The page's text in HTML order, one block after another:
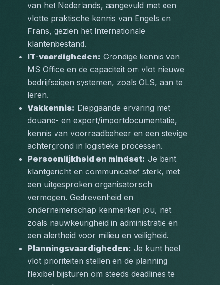
van het Nederlands, aangevuld met een
vlotte praktische kennis van Engels en
Frans, gezien het internationale
klantenbestand.
IT-vaardigheden: Grondige kennis van
MS Office en de capaciteit om vlot nieuwe
bedrijfseigen systemen, zoals OLS, aan te
leren.
Vakkennis: Diepgaande ervaring met
douane- en export/importdocumentatie,
kennis van voorraadbeheer en een stevige
achtergrond in logistieke processen.
Persoonlijkheid en mindset: Je bent
klantgericht en communicatief sterk, met
een uitgesproken organisatorisch
vermogen. Gedrevenheid en
ondernemerschap kenmerken jou, net
zoals nauwkeurigheid in administratie en
een alertheid voor milieu en veiligheid.
Planningsvaardigheden: Je kunt heel
vlot prioriteiten stellen en de planning
flexibel bijsturen om steeds deadlines te